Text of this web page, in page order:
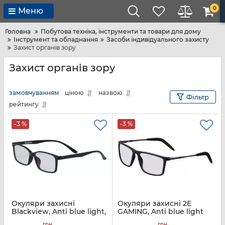
Меню 0
Головна
Побутова техніка, інструменти та товари для дому
Інструмент та обладнання
Засоби індивідуального захисту
Захист органів зору
Захист органів зору
замовчуванням ціною
назвою
рейтингу
Фільтр
-3 %
Окуляри захисні
Blackview, Anti blue light,
-3 %
Окуляри захисні 2E
GAMING, Anti blue light